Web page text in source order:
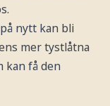
nytt kan bli
mer tystlåtna
kan få den